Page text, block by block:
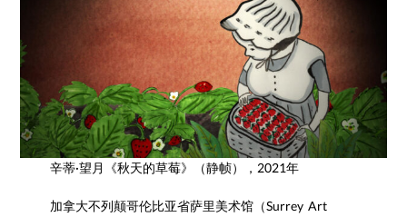
辛蒂·望月《秋天的草莓》（静帧），2021年
加拿大不列颠哥伦比亚省萨里美术馆（Surrey Art